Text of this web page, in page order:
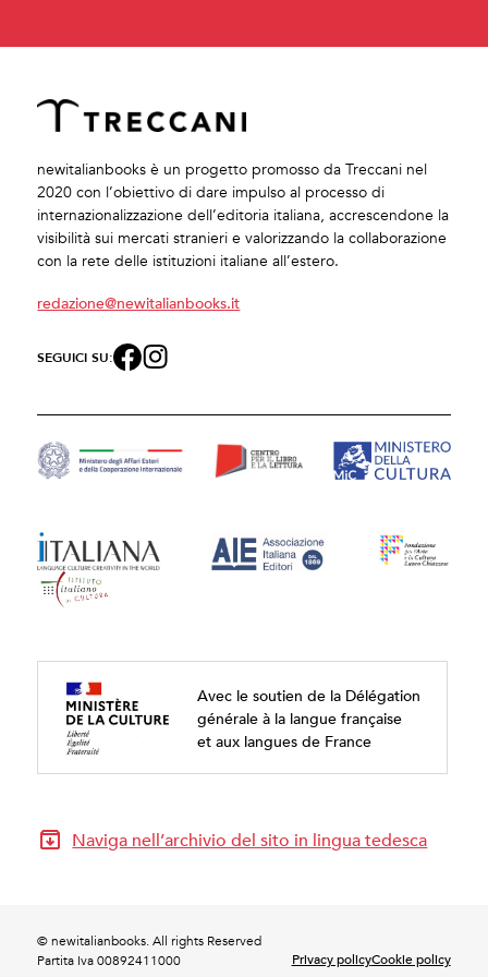
newitalianbooks è un progetto promosso da Treccani nel
2020 con l’obiettivo di dare impulso al processo di
internazionalizzazione dell’editoria italiana, accrescendone la
visibilità sui mercati stranieri e valorizzando la collaborazione
con la rete delle istituzioni italiane all’estero.
redazione@newitalianbooks.it
SEGUICI SU:
Avec le soutien de la Délégation
générale à la langue française
et aux langues de France
Naviga nell’archivio del sito in lingua tedesca
© newitalianbooks. All rights Reserved
Partita Iva 00892411000
Privacy policyCookie policy